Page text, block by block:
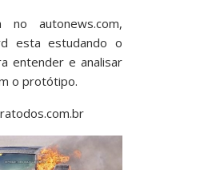
no autonews.com,
esta estudando o
entender e analisar
o protótipo.